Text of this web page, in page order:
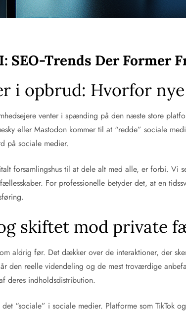
SEO-Trends Der Former
i opbrud: Hvorfor
venter i spænding på den næste store
eller Mastodon kommer til at “redde” sociale
på sociale medier.
forsamlingshus til at dele alt med alle, er forbi.
For professionelle betyder det, at en
skiftet mod private
aldrig før. Det dækker over de interaktioner, der
den reelle videndeling og de mest troværdige
deres indholdsdistribution.
“sociale” i sociale medier. Platforme som TikTok